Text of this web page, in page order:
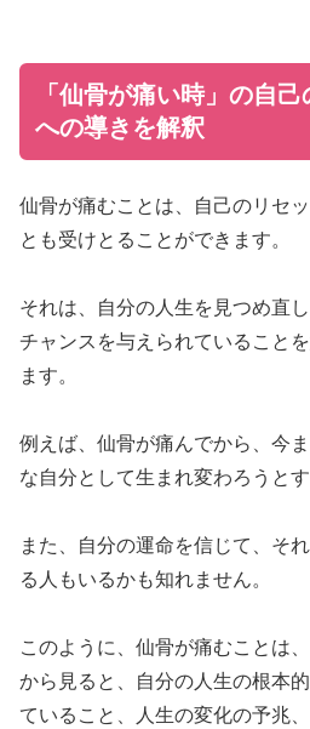
「仙骨が痛い時」の自
への導きを解釈
仙骨が痛むことは、自己のリセ
とも受けとることができます。
それは、自分の人生を見つめ直
チャンスを与えられていること
ます。
例えば、仙骨が痛んでから、今
な自分として生まれ変わろうと
また、自分の運命を信じて、そ
る人もいるかも知れません。
このように、仙骨が痛むことは
から見ると、自分の人生の根本
ていること、人生の変化の予兆